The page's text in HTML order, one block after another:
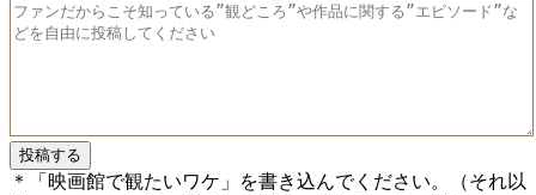
＊「映画館で観たいワケ」を書き込んでください。（それ以